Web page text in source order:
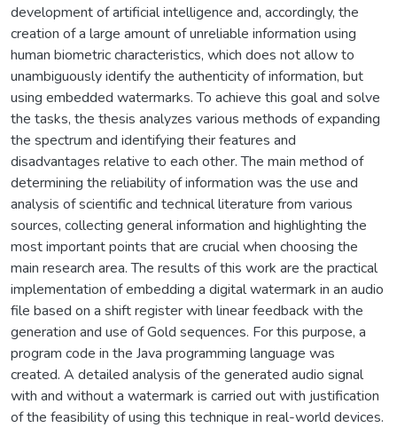
development of artificial intelligence and, accordingly, the
creation of a large amount of unreliable information using
human biometric characteristics, which does not allow to
unambiguously identify the authenticity of information, but
using embedded watermarks. To achieve this goal and solve
the tasks, the thesis analyzes various methods of expanding
the spectrum and identifying their features and
disadvantages relative to each other. The main method of
determining the reliability of information was the use and
analysis of scientific and technical literature from various
sources, collecting general information and highlighting the
most important points that are crucial when choosing the
main research area. The results of this work are the practical
implementation of embedding a digital watermark in an audio
file based on a shift register with linear feedback with the
generation and use of Gold sequences. For this purpose, a
program code in the Java programming language was
created. A detailed analysis of the generated audio signal
with and without a watermark is carried out with justification
of the feasibility of using this technique in real-world devices.